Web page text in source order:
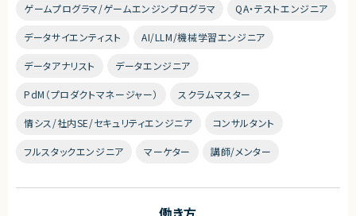
ゲームプログラマ/ゲームエンジンプログラマ QA・テストエンジニア
データサイエンティスト AI/LLM/機械学習エンジニア
データアナリスト データエンジニア
PdM（プロダクトマネージャー） スクラムマスター
情シス/社内SE/セキュリティエンジニア コンサルタント
フルスタックエンジニア マーケター 講師/メンター